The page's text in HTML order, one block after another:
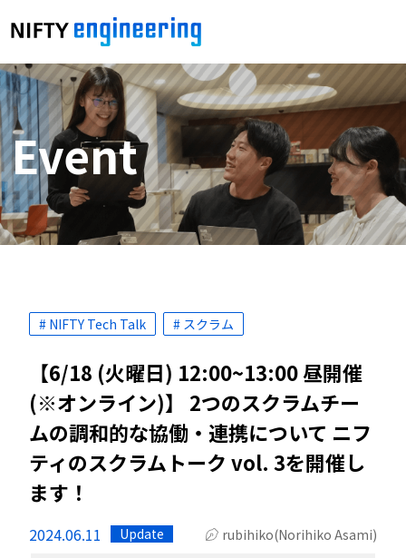
Event
# NIFTY Tech Talk # スクラム
【6/18 (火曜日) 12:00~13:00 昼開催
(※オンライン)】 2つのスクラムチー
ムの調和的な協働・連携について ニフ
ティのスクラムトーク vol. 3を開催し
ます！
2024.06.11 Update rubihiko(Norihiko Asami)